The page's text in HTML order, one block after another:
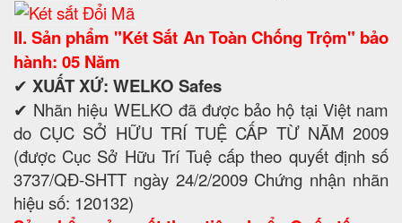
II. Sản phẩm "Két Sắt An Toàn Chống Trộm" bảo
hành: 05 Năm
✔ XUẤT XỨ: WELKO Safes
✔ Nhãn hiệu WELKO đã được bảo hộ tại Việt nam
do CỤC SỞ HỮU TRÍ TUỆ CẤP TỪ NĂM 2009
(được Cục Sở Hữu Trí Tuệ cấp theo quyết định số
3737/QĐ-SHTT ngày 24/2/2009 Chứng nhận nhãn
hiệu số: 120132)